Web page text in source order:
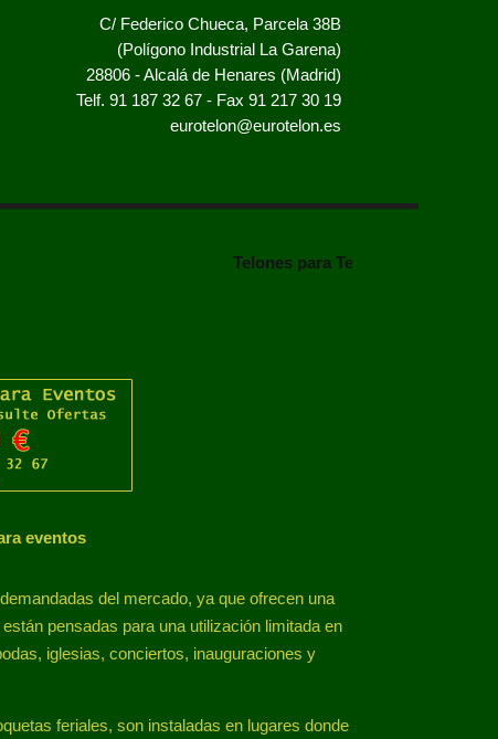
C/ Federico Chueca, Parcela 38B
(Polígono Industrial La Garena)
28806 - Alcalá de Henares (Madrid)
Telf. 91 187 32 67 - Fax 91 217 30 19
eurotelon@eurotelon.es
Telones para Teatros. Cortinas
eventos
del mercado, ya que ofrecen una
pensadas para una utilización limitada en
iglesias, conciertos, inauguraciones y
feriales, son instaladas en lugares donde